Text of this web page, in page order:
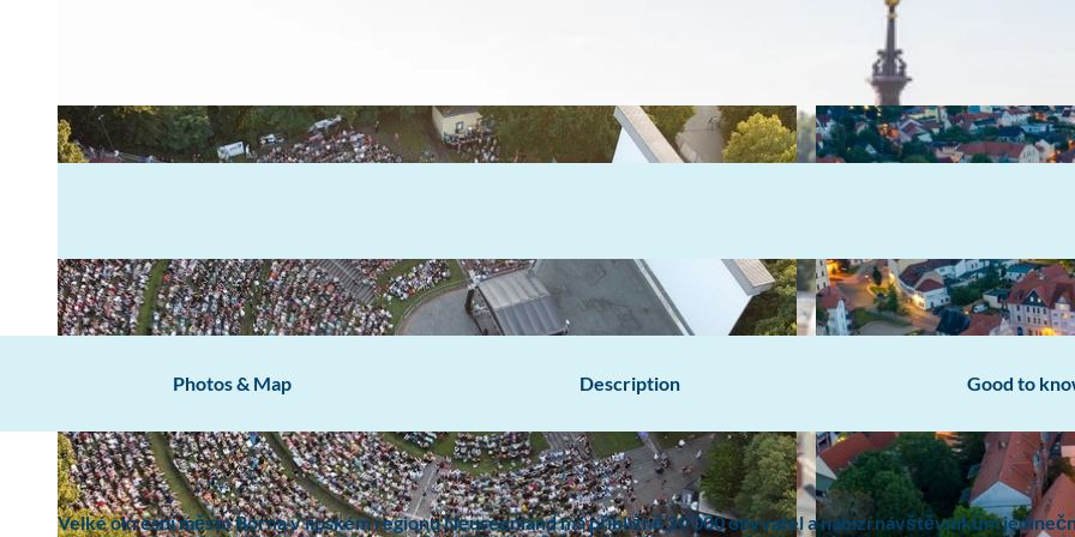
Photos & Map Description Good to
Velké okresní město Borna v lipském regionu Neuseenland má přibližně 20 000 obyvatel a nabízí návštěvníkům